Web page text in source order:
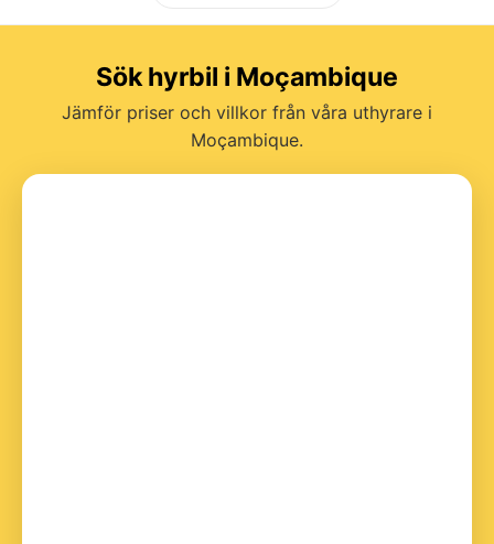
Sök hyrbil i Moçambique
Jämför priser och villkor från våra uthyrare i
Moçambique.